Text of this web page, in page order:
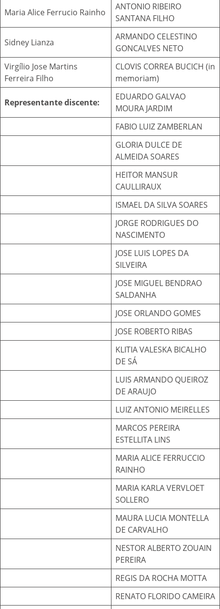
Maria Alice Ferrucio Rainho
ANTONIO RIBEIRO
SANTANA FILHO
Sidney Lianza
ARMANDO CELESTINO
GONCALVES NETO
Virgílio Jose Martins
Ferreira Filho
CLOVIS CORREA BUCICH (in
memoriam)
Representante discente:
EDUARDO GALVAO
MOURA JARDIM
FABIO LUIZ ZAMBERLAN
GLORIA DULCE DE
ALMEIDA SOARES
HEITOR MANSUR
CAULLIRAUX
ISMAEL DA SILVA SOARES
JORGE RODRIGUES DO
NASCIMENTO
JOSE LUIS LOPES DA
SILVEIRA
JOSE MIGUEL BENDRAO
SALDANHA
JOSE ORLANDO GOMES
JOSE ROBERTO RIBAS
KLITIA VALESKA BICALHO
DE SÁ
LUIS ARMANDO QUEIROZ
DE ARAUJO
LUIZ ANTONIO MEIRELLES
MARCOS PEREIRA
ESTELLITA LINS
MARIA ALICE FERRUCCIO
RAINHO
MARIA KARLA VERVLOET
SOLLERO
MAURA LUCIA MONTELLA
DE CARVALHO
NESTOR ALBERTO ZOUAIN
PEREIRA
REGIS DA ROCHA MOTTA
RENATO FLORIDO CAMEIRA